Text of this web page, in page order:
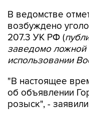
В ведомстве
возбуждено
207.3 УК РФ (
заведомо
использовании
"В настоящее
об объявлении
розыск", -